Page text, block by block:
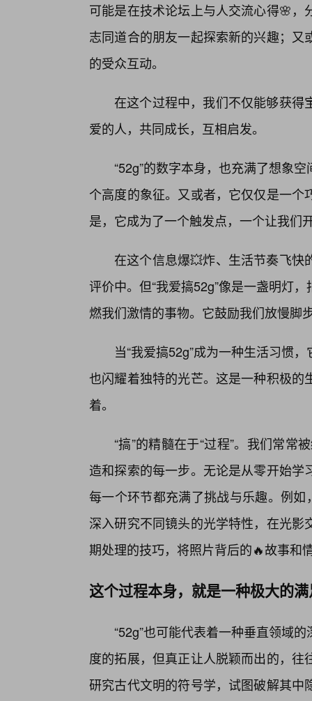
可能是在技术论坛上与人交流心得🌸
志同道合的朋友一起探索新的兴趣；
的受众互动。
在这个过程中，我们不仅能够获得
爱的人，共同成长，互相启发。
“52g”的数字本身，也充满了想象
个高度的象征。又或者，它仅仅是一
是，它成为了一个触发点，一个让我们
在这个信息爆💥炸、生活节奏飞快
评价中。但“我爱搞52g”像是一盏明灯
燃我们激情的事物。它鼓励我们放慢脚
当“我爱搞52g”成为一种生活习惯
也闪耀着独特的光芒。这是一种积极
着。
“搞”的精髓在于“过程”。我们常常
造和探索的每一步。无论是从零开始
每一个环节都充满了挑战与乐趣。例
深入研究不同镜头的光学特性，在光
期处理的技巧，将照片背后的🔥故事和
这个过程本身，就是一种极大的
“52g”也可能代表着一种垂直领域
度的拓展，但真正让人脱颖而出的，
研究古代文明的符号学，试图破解其